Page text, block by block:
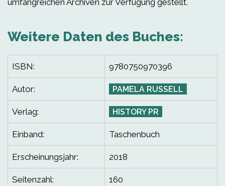
umfangreichen Archiven zur Verfügung gestellt.
Weitere Daten des Buches:
ISBN: 9780750970396
Autor: PAMELA RUSSELL
Verlag: HISTORY PR
Einband: Taschenbuch
Erscheinungsjahr: 2018
Seitenzahl: 160